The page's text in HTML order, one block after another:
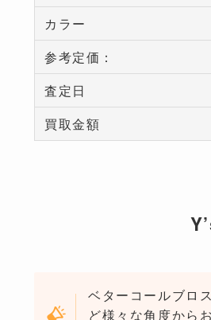
カラー
参考定価：
査定日
買取金額
ベターコールブロ
ど様々な角度から